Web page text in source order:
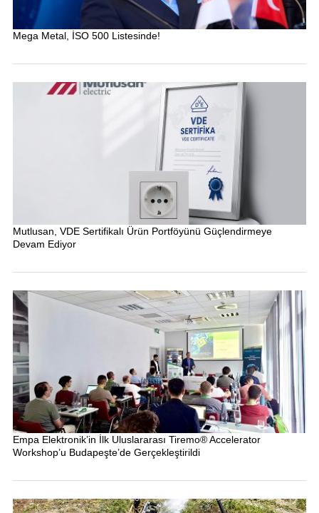
Mega Metal, İSO 500 Listesinde!
Mutlusan, VDE Sertifikalı Ürün Portföyünü Güçlendirmeye
Devam Ediyor
Empa Elektronik’in İlk Uluslararası Tiremo® Accelerator
Workshop’u Budapeşte’de Gerçekleştirildi